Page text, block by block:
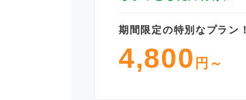
期間限定の特別なプラン！
4,800 円～